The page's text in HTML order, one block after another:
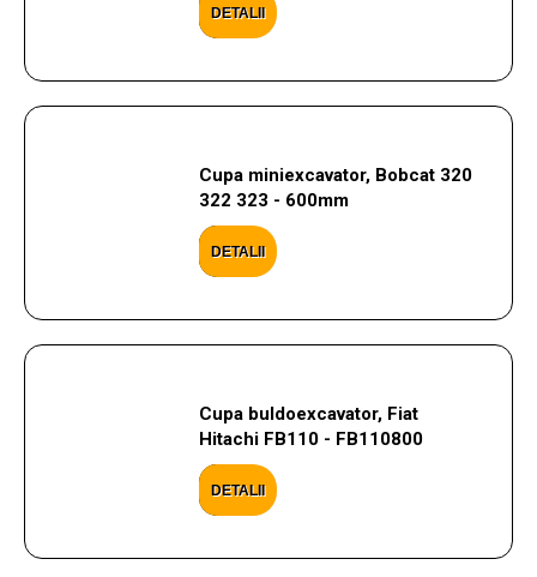
DETALII
Cupa miniexcavator, Bobcat 320
322 323 - 600mm
DETALII
Cupa buldoexcavator, Fiat
Hitachi FB110 - FB110800
DETALII